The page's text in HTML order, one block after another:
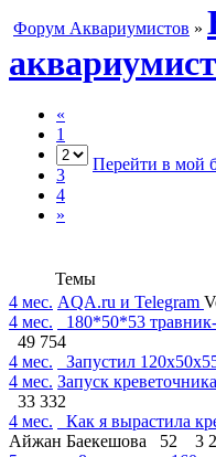
Форум Аквариумистов »
«
1
3
4
»
Перейти в мой
Темы
4 мес. AQA.ru и Telegram
4 мес.
180*50*53
49 754
4 мес.
Запустил
4 мес. Запуск
33 332
4 мес.
Как я вырастила
Айжан Баекешова
52
3